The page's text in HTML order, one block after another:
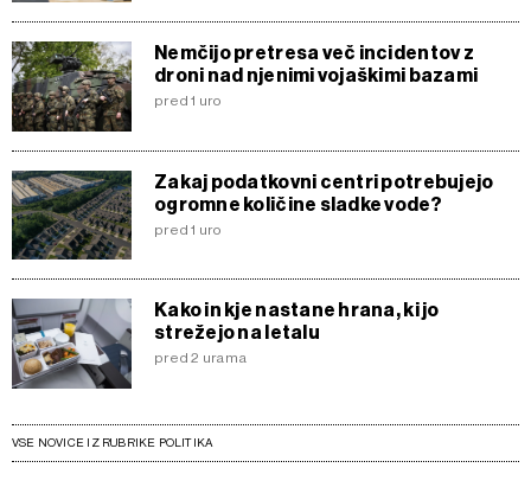
Nemčijo pretresa več incidentov z
droni nad njenimi vojaškimi bazami
pred 1 uro
Zakaj podatkovni centri potrebujejo
ogromne količine sladke vode?
pred 1 uro
Kako in kje nastane hrana, ki jo
strežejo na letalu
pred 2 urama
VSE NOVICE IZ RUBRIKE POLITIKA